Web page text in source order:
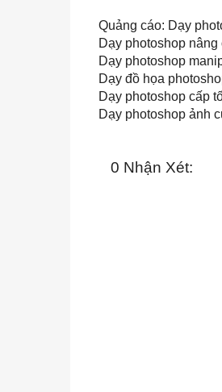
Quảng cáo: Dạy
Dạy photoshop nâng
Dạy photoshop
Dạy đồ họa
Dạy photoshop cấp
Dạy photoshop ảnh
0 Nhận Xét: